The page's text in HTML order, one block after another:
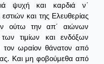
ψυχή και καρδιά ν΄
και της Ελευθερίας
ούτω την απ΄ αιώνων
τιμίων και ενδόξων
ωραίον θάνατον από
Και μη φοβούμεθα από